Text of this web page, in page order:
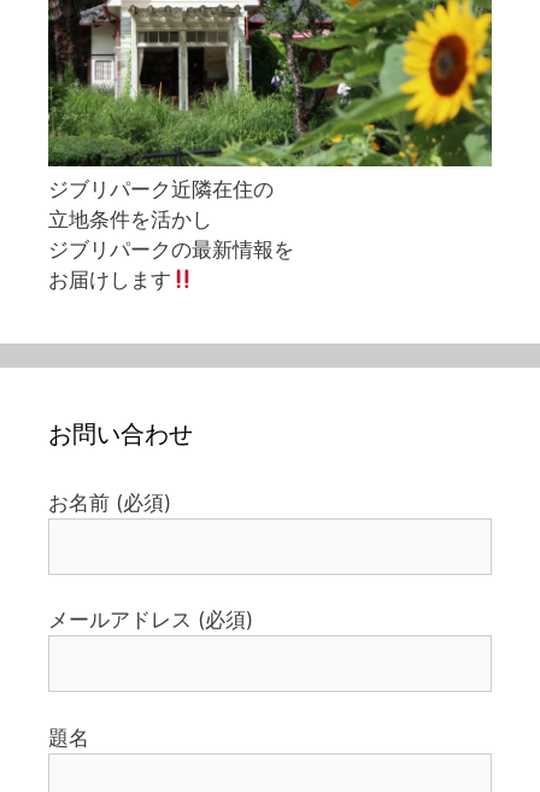
ジブリパーク近隣在住の
立地条件を活かし
ジブリパークの最新情報を
お届けします
お問い合わせ
お名前 (必須)
メールアドレス (必須)
題名